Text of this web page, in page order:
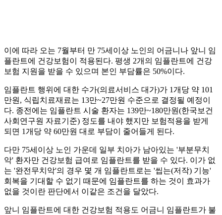
이에 따라 오는 7월부터 만 75세이상 노인의 어금니나 앞니 임
플란트에 건강보험이 적용된다. 평생 2개의 임플란트에 건강
보험 지원을 받을 수 있으며 본인 부담률은 50%이다.
임플란트 행위에 대한 수가(의료서비스 대가)가 1개당 약 101
만원, 식립치료재료는 13만~27만원 수준으로 결정될 예정이
다. 종전에는 임플란트 시술 환자는 139만~180만원(한국보건
사회연구원 자료기준) 정도를 내야 했지만 보험적용을 받게
되면 1개당 약 60만원 대로 부담이 줄어들게 된다.
다만 75세이상 노인 가운데 일부 치아가 남아있는 '부분무치
악' 환자만 건강보험 급여로 임플란트를 받을 수 있다. 이가 없
는 '완전무치악'의 경우 몇 개 임플란트로는 '씹는(저작) 기능'
회복을 기대할 수 없기 때문에 임플란트를 하는 것이 효과가
없을 것이란 판단에서 이같은 조건을 달았다.
앞니 임플란트에 대한 건강보험 적용도 어금니 임플란트가 불